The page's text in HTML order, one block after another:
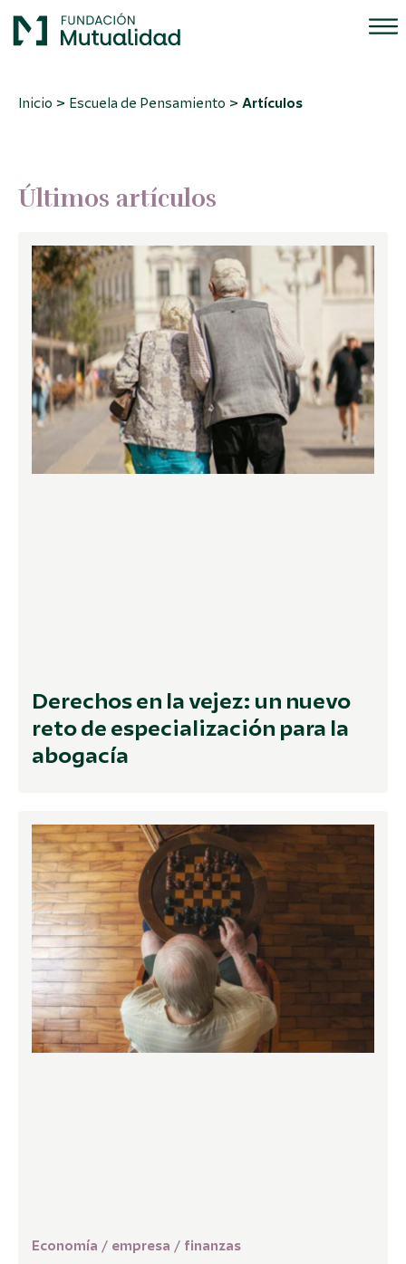
Inicio > Escuela de Pensamiento > Artículos
Últimos artículos
Derechos en la vejez: un nuevo
reto de especialización para la
abogacía
Economía / empresa / finanzas